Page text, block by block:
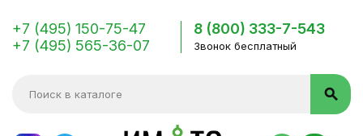
+7 (495) 150-75-47
+7 (495) 565-36-07
8 (800) 333-7-543
Звонок бесплатный
search